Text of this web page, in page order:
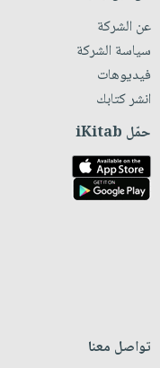
عن الشركة
سياسة الشركة
فيديوهات
انشر كتابك
حمّل iKitab
تواصل معنا